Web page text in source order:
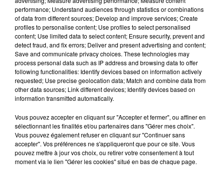
performance; Understand audiences through statistics or combinations
of data from different sources; Develop and improve services; Create
profiles to personalise content; Use profiles to select personalised
content; Use limited data to select content; Ensure security, prevent and
detect fraud, and fix errors; Deliver and present advertising and content;
Save and communicate privacy choices. These technologies may
process personal data such as IP address and browsing data to offer
following functionalities: Identify devices based on information actively
requested; Use precise geolocation data; Match and combine data from
other data sources; Link different devices; Identify devices based on
information transmitted automatically.
Vous pouvez accepter en cliquant sur "Accepter et fermer", ou affiner en
sélectionnant les finalités et/ou partenaires dans "Gérer mes choix".
Vous pouvez également refuser en cliquant sur "Continuer sans
accepter". Vos préférences ne s'appliqueront que pour ce site. Vous
pouvez mettre à jour vos choix, ou retirer votre consentement à tout
moment via le lien "Gérer les cookies" situé en bas de chaque page.